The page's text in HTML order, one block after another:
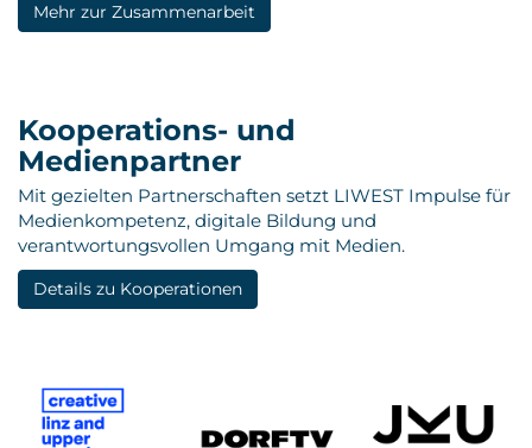
Mehr zur Zusammenarbeit
Kooperations- und
Medienpartner
Mit gezielten Partnerschaften setzt LIWEST Impulse für
Medienkompetenz, digitale Bildung und
verantwortungsvollen Umgang mit Medien.
Details zu Kooperationen